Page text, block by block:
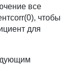
все
чтобы
для